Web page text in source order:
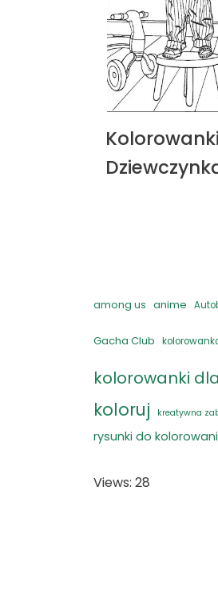
among us anime
Gacha Club
kolorowanki
koloruj kreatywna
rysunki do
Views: 28